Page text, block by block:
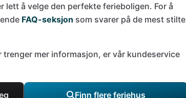
lett å velge den perfekte ferieboligen. For å
FAQ-seksjon som svarer på de mest stilte
mer informasjon, er vår kundeservice
Finn flere feriehus